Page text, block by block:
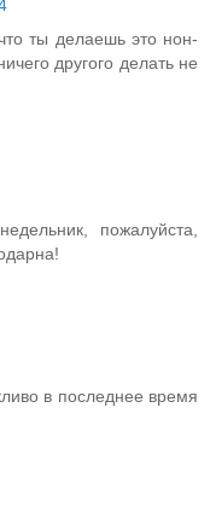
ты делаешь это нон-
другого делать не
пожалуйста,
в последнее время